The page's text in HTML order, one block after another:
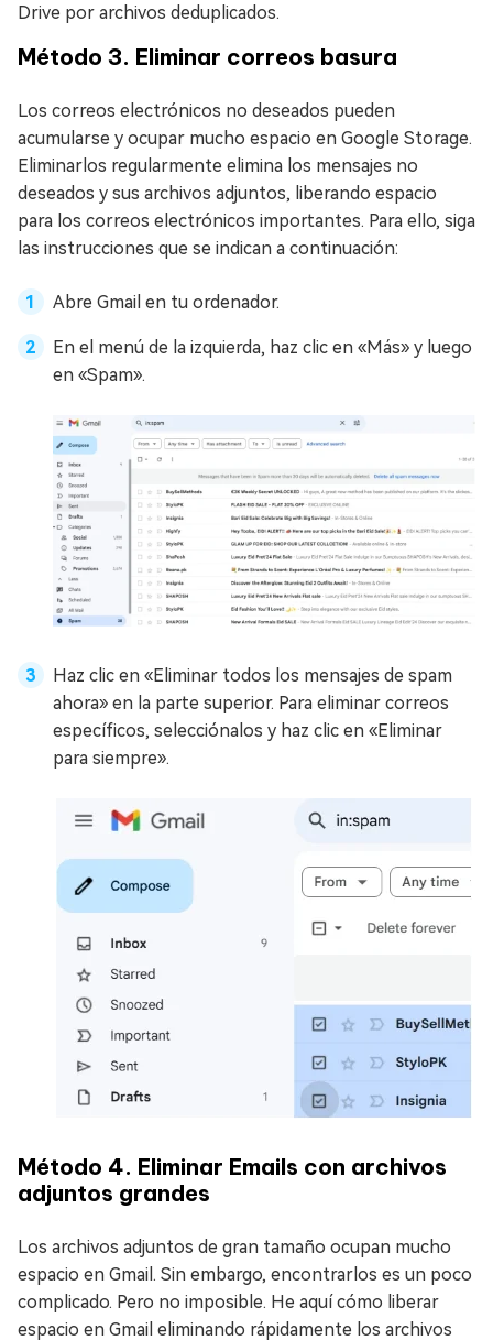
Drive por archivos deduplicados.
Método 3. Eliminar correos basura
Los correos electrónicos no deseados pueden
acumularse y ocupar mucho espacio en Google Storage.
Eliminarlos regularmente elimina los mensajes no
deseados y sus archivos adjuntos, liberando espacio
para los correos electrónicos importantes. Para ello, siga
las instrucciones que se indican a continuación:
Abre Gmail en tu ordenador.
En el menú de la izquierda, haz clic en «Más» y luego
en «Spam».
Haz clic en «Eliminar todos los mensajes de spam
ahora» en la parte superior. Para eliminar correos
específicos, selecciónalos y haz clic en «Eliminar
para siempre».
Método 4. Eliminar Emails con archivos
adjuntos grandes
Los archivos adjuntos de gran tamaño ocupan mucho
espacio en Gmail. Sin embargo, encontrarlos es un poco
complicado. Pero no imposible. He aquí cómo liberar
espacio en Gmail eliminando rápidamente los archivos